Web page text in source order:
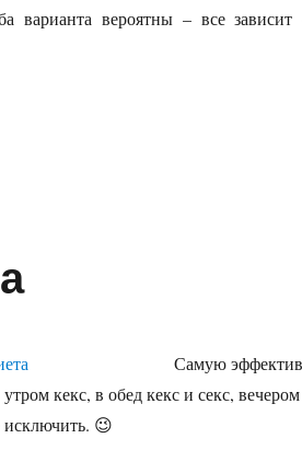
варианта вероятны – все
2468»
Самую
утром кекс, в обед кекс и секс,
исключить. 😉